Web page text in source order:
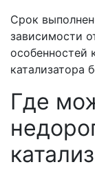
Срок
зависимости
особенностей
катализатора
Где